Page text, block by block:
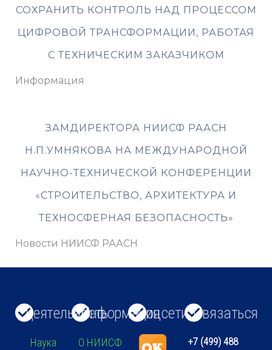
СОХРАНИТЬ КОНТРОЛЬ НАД ПРОЦЕССОМ
ЦИФРОВОЙ ТРАНСФОРМАЦИИ, РАБОТАЯ
С ТЕХНИЧЕСКИМ ЗАКАЗЧИКОМ
Информация
ЗАМДИРЕКТОРА НИИСФ РААСН
Н.П.УМНЯКОВА НА МЕЖДУНАРОДНОЙ
НАУЧНО-ТЕХНИЧЕСКОЙ КОНФЕРЕНЦИИ
«СТРОИТЕЛЬСТВО, АРХИТЕКТУРА И
ТЕХНОСФЕРНАЯ БЕЗОПАСНОСТЬ»
Новости НИИСФ РААСН
Деятельность
Наука
Информация
О НИИСФ
Соцсети Связаться
+7 (499) 488